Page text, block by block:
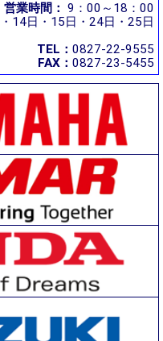
営業時間： 9：00～18：00
14日・15日・24日・25日
TEL： 0827-22-9555
FAX： 0827-23-5455